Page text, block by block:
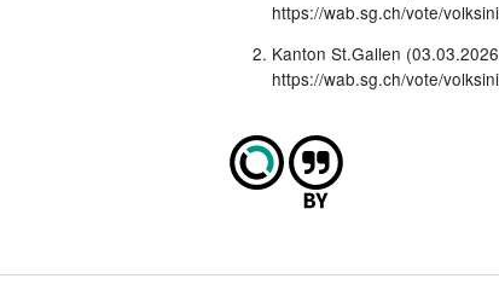
https://wab.sg.ch/vote/
Kanton St.Gallen
https://wab.sg.ch/vote/